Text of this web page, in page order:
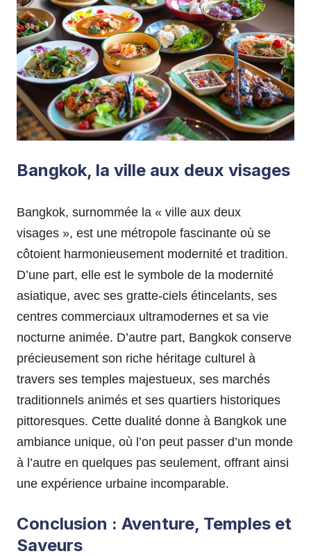
Bangkok, la ville aux deux visages
Bangkok, surnommée la « ville aux deux
visages », est une métropole fascinante où se
côtoient harmonieusement modernité et tradition.
D’une part, elle est le symbole de la modernité
asiatique, avec ses gratte-ciels étincelants, ses
centres commerciaux ultramodernes et sa vie
nocturne animée. D’autre part, Bangkok conserve
précieusement son riche héritage culturel à
travers ses temples majestueux, ses marchés
traditionnels animés et ses quartiers historiques
pittoresques. Cette dualité donne à Bangkok une
ambiance unique, où l’on peut passer d’un monde
à l’autre en quelques pas seulement, offrant ainsi
une expérience urbaine incomparable.
Conclusion : Aventure, Temples et
Saveurs